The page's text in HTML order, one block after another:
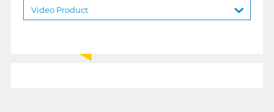
Video Product